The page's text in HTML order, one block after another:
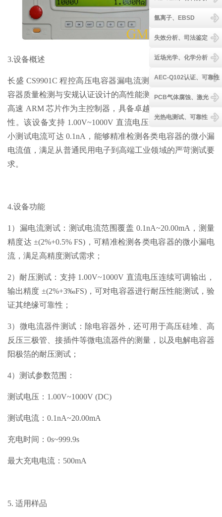
3.设备概述
长盛 CS9901C 程控高压电容器漏电流测试仪是一款专为电
容器质量检测与安规认证设计的高性能测试解决方案，采用
高速 ARM 芯片作为主控制器，具备卓越的测量精度与稳定
性。该设备支持 1.00V~1000V 直流电压连续可调输出，最
小测试电流可达 0.1nA，能够精准检测各类电容器的微小漏
电流值，满足从普通民用电子到高端工业领域的严苛测试要
求。
4.设备功能
1）漏电流测试：测试电流范围覆盖 0.1nA~20.00mA，测量
精度达 ±(2%+0.5% FS)，可精准检测各类电容器的微小漏电
流，满足高精度测试需求；
2）耐压测试：支持 1.00V~1000V 直流电压连续可调输出，
输出精度 ±(2%+3‰FS)，可对电容器进行耐压性能测试，验
证其绝缘可靠性；
3）微电流器件测试：除电容器外，还可用于高压硅堆、高
反压三极管、接插件等微电流器件的测量，以及电解电容器
阳极箔的耐压测试；
4）测试参数范围：
测试电压：1.00V~1000V (DC)
测试电流：0.1nA~20.00mA
充电时间：0s~999.9s
最大充电电流：500mA
5. 适用样品
氩离子、EBSD
失效分析、司法鉴定
近场光学、化学分析
AEC-Q102认证、可靠性
PCB气体腐蚀、激光
光热电测试、可靠性